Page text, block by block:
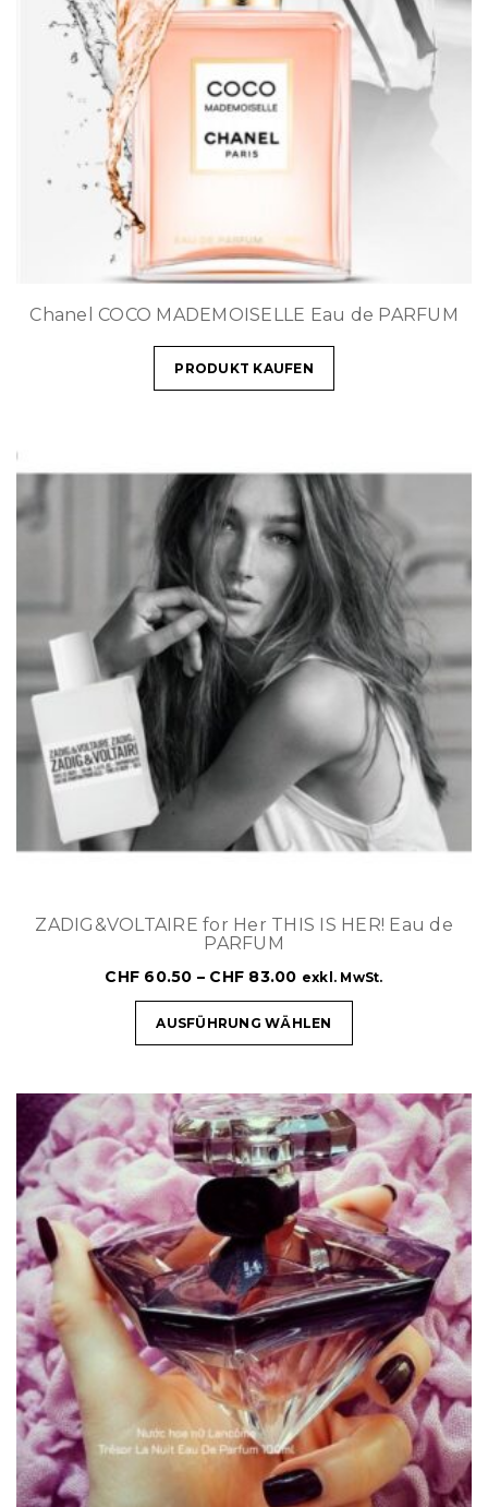
Chanel COCO MADEMOISELLE Eau de PARFUM
PRODUKT KAUFEN
ZADIG&VOLTAIRE for Her THIS IS HER! Eau de
PARFUM
CHF 60.50 – CHF 83.00 exkl. MwSt.
AUSFÜHRUNG WÄHLEN